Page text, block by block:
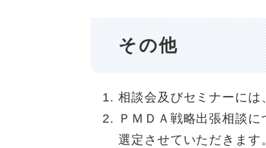
その他
相談会及びセミナーには
ＰＭＤＡ戦略出張相談
選定させていただきます